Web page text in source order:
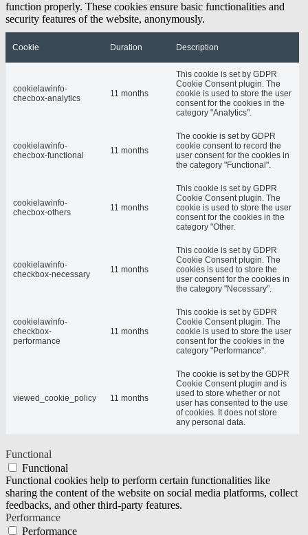
function properly. These cookies ensure basic functionalities and
security features of the website, anonymously.
Cookie Duration Description
cookielawinfo-
checbox-analytics
11 months
This cookie is set by GDPR
Cookie Consent plugin. The
cookie is used to store the user
consent for the cookies in the
category "Analytics".
cookielawinfo-
checbox-functional
11 months
The cookie is set by GDPR
cookie consent to record the
user consent for the cookies in
the category "Functional".
cookielawinfo-
checbox-others
11 months
This cookie is set by GDPR
Cookie Consent plugin. The
cookie is used to store the user
consent for the cookies in the
category "Other.
cookielawinfo-
checkbox-necessary
11 months
This cookie is set by GDPR
Cookie Consent plugin. The
cookies is used to store the
user consent for the cookies in
the category "Necessary".
cookielawinfo-
checkbox-
performance
11 months
This cookie is set by GDPR
Cookie Consent plugin. The
cookie is used to store the user
consent for the cookies in the
category "Performance".
viewed_cookie_policy 11 months
The cookie is set by the GDPR
Cookie Consent plugin and is
used to store whether or not
user has consented to the use
of cookies. It does not store
any personal data.
Functional
Functional
Functional cookies help to perform certain functionalities like
sharing the content of the website on social media platforms, collect
feedbacks, and other third-party features.
Performance
Performance